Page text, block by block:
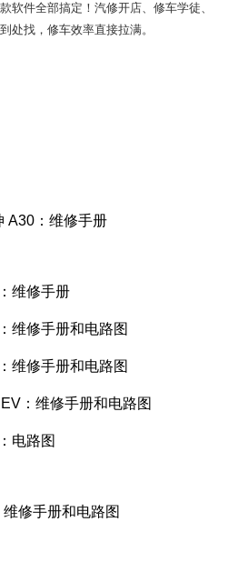
软件全部搞定！汽修开店、修车学徒、
处找，修车效率直接拉满。
A30 ：维修手册
：维修手册
：维修手册和电路图
：维修手册和电路图
：维修手册和电路图
：电路图
维修手册和电路图